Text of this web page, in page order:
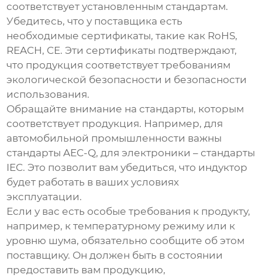
соответствует установленным стандартам.
Убедитесь, что у поставщика есть
необходимые сертификаты, такие как RoHS,
REACH, CE. Эти сертификаты подтверждают,
что продукция соответствует требованиям
экологической безопасности и безопасности
использования.
Обращайте внимание на стандарты, которым
соответствует продукция. Например, для
автомобильной промышленности важны
стандарты AEC-Q, для электроники – стандарты
IEC. Это позволит вам убедиться, что индуктор
будет работать в ваших условиях
эксплуатации.
Если у вас есть особые требования к продукту,
например, к температурному режиму или к
уровню шума, обязательно сообщите об этом
поставщику. Он должен быть в состоянии
предоставить вам продукцию,